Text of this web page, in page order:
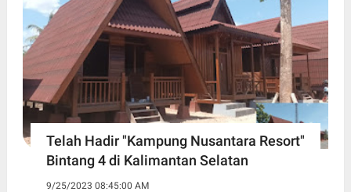
Telah Hadir "Kampung Nusantara Resort"
Bintang 4 di Kalimantan Selatan
9/25/2023 08:45:00 AM